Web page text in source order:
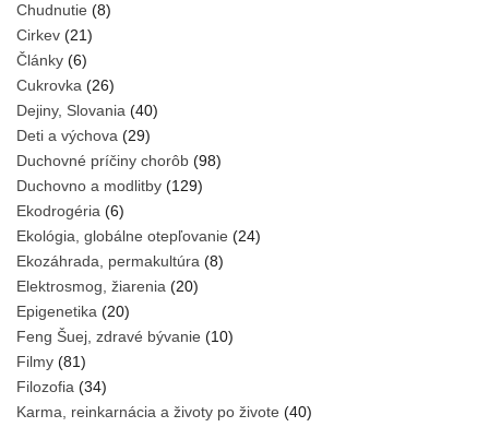
Chudnutie (8)
Cirkev (21)
Články (6)
Cukrovka (26)
Dejiny, Slovania (40)
Deti a výchova (29)
Duchovné príčiny chorôb (98)
Duchovno a modlitby (129)
Ekodrogéria (6)
Ekológia, globálne otepľovanie (24)
Ekozáhrada, permakultúra (8)
Elektrosmog, žiarenia (20)
Epigenetika (20)
Feng Šuej, zdravé bývanie (10)
Filmy (81)
Filozofia (34)
Karma, reinkarnácia a životy po živote (40)